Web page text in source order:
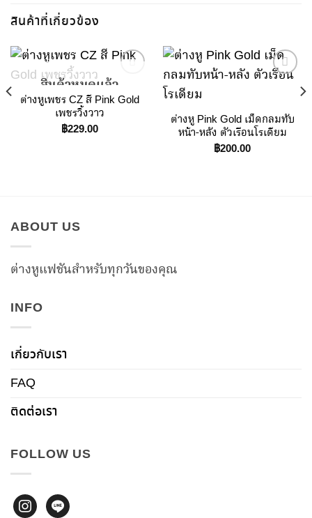
สินค้าที่เกี่ยวข้อง
สินค้าหมดแล้ว
ต่างหูเพชร CZ สี Pink Gold
เพชรวิ้งวาว
฿229.00
Wishlist
ต่างหู Pink Gold เม็ดกลมทับ
หน้า-หลัง ตัวเรือนโรเดียม
฿200.00
ABOUT US
ต่างหูแฟชันสำหรับทุกวันของคุณ
INFO
เกี่ยวกับเรา
FAQ
ติดต่อเรา
FOLLOW US
instagram
line